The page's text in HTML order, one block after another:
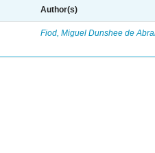
Author(s)
Fiod, Miguel Dunshee de